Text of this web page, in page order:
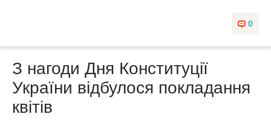
0
З нагоди Дня Конституції
України відбулося покладання
квітів